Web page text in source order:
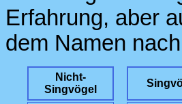
Erfahrung, aber
dem Namen
Nicht-
Singvögel